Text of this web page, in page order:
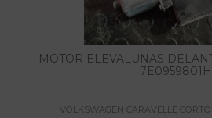
MOTOR ELEVALUNAS
7E0959801H
VOLKSWAGEN CARAVELLE CORTO